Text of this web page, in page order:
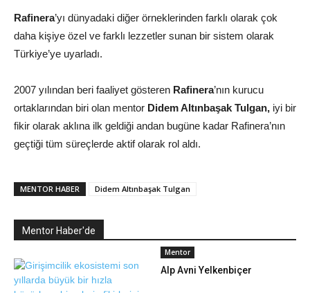
Rafinera’yı dünyadaki diğer örneklerinden farklı olarak çok
daha kişiye özel ve farklı lezzetler sunan bir sistem olarak
Türkiye’ye uyarladı.
2007 yılından beri faaliyet gösteren Rafinera’nın kurucu
ortaklarından biri olan mentor Didem Altınbaşak Tulgan, iyi bir
fikir olarak aklına ilk geldiği andan bugüne kadar Rafinera’nın
geçtiği tüm süreçlerde aktif olarak rol aldı.
MENTOR HABER Didem Altınbaşak Tulgan
Mentor Haber'de
Mentor
Alp Avni Yelkenbiçer